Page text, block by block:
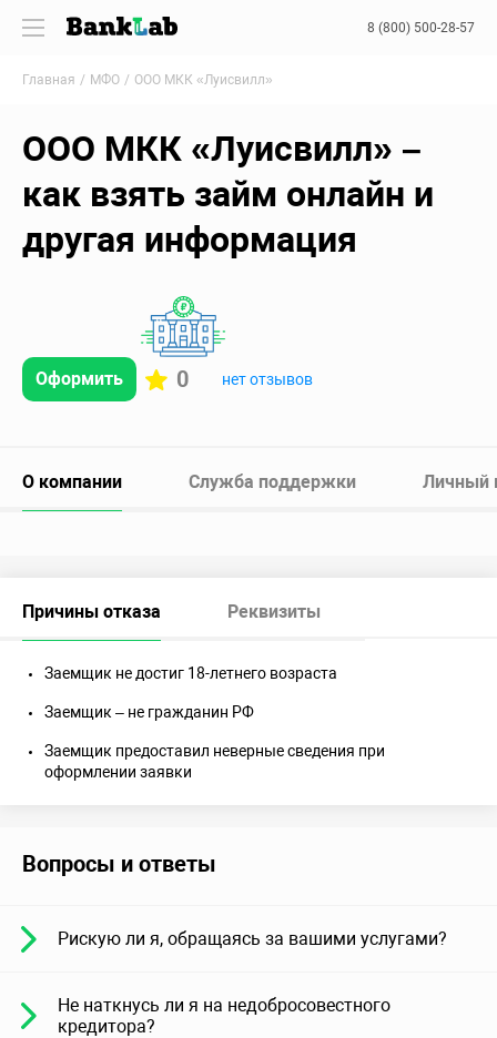
8 (800) 500-28-57
Главная МФО ООО МКК «Луисвилл»
ООО МКК «Луисвилл» –
как взять займ онлайн и
другая информация
Оформить 0 нет отзывов
О компании Служба поддержки Личный
Причины отказа Реквизиты
Заемщик не достиг 18-летнего возраста
Заемщик – не гражданин РФ
Заемщик предоставил неверные сведения при
оформлении заявки
Вопросы и ответы
Рискую ли я, обращаясь за вашими услугами?
Не наткнусь ли я на недобросовестного
кредитора?